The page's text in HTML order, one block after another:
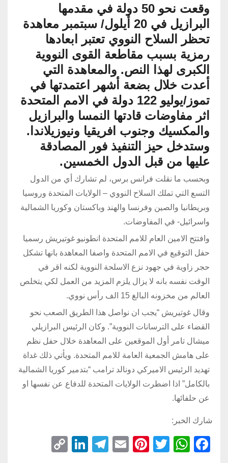
وقعت نحو 50 دولة في مقدمها
البرازيل في 20 أيلول/ سبتمبر معاهدة
تحظر السلاح النووي تعتبر ابعادها
رمزية بسبب مقاطعة القوى النووية
الكبرى لهذا النص. والمعاهدة التي
أعدت خلال بضعة أشهر اعتمدتها في
تموز/يوليو 122 دولة في الامم المتحدة
اثر مفاوضات قادتها النمسا والبرازيل
والمكسيك وجنوب افريقيا ونيوزيلاندا.
وستدخل حيز التنفيذ فور المصادقة
عليها من قبل الدول الخمسين.
وبحسب ما نقلت فرانس برس، لم تشارك أي من الدول
التسع التي تملك السلاح النووي – الولايات المتحدة وروسيا
وبريطانيا والصين وفرنسا والهند وباكستان وكوريا الشمالية
واسرائيل- في المفاوضات.
وافتتح الامين العام للامم المتحدة انطونيو غوتيريش رسميا
حفل التوقيع في الامم المتحدة واصفا المعاهدة بانها تشكل
حجر زاوية في جهود نزع الاسلحة النووية لكنه اقر في
الوقت نفسه بانه لا يزال يلزم المزيد من العمل لكي يتخلص
العالم من مخزونه البالغ 15 الف رأس نووي.
وقال غوتيريش “يجب ان نواصل هذا الطريق الصعب نحو
القضاء على الترسانات النووية”. وكان الرئيس البرازيلي
ميشال تامر أول الموقعين على المعاهدة خلال حفل نظم
على هامش الجمعية العامة للامم المتحدة. ويأتي ذلك غداة
تهديد الرئيس الاميركي دونالد ترامب “بتدمير كوريا الشمالية
بالكامل” اذا اضطرت الولايات المتحدة للدفاع عن نفسها او
عن حلفائها.
شارك الخبر:
F
W
T
Pi
E
T
Li